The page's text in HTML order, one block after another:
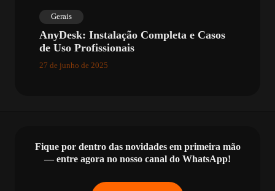
Gerais
AnyDesk: Instalação Completa e Casos
de Uso Profissionais
27 de junho de 2025
Fique por dentro das novidades em primeira mão
— entre agora no nosso canal do WhatsApp!